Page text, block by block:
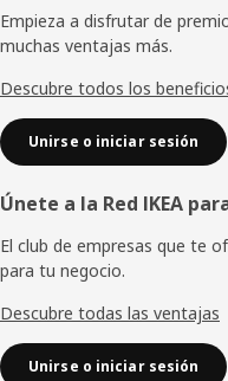
de
página
Empieza a disfrutar de
muchas ventajas más.
Descubre todos los
Unirse o iniciar sesión
Únete a la Red IKEA
El club de empresas que te
para tu negocio.
Descubre todas las ventajas
Unirse o iniciar sesión